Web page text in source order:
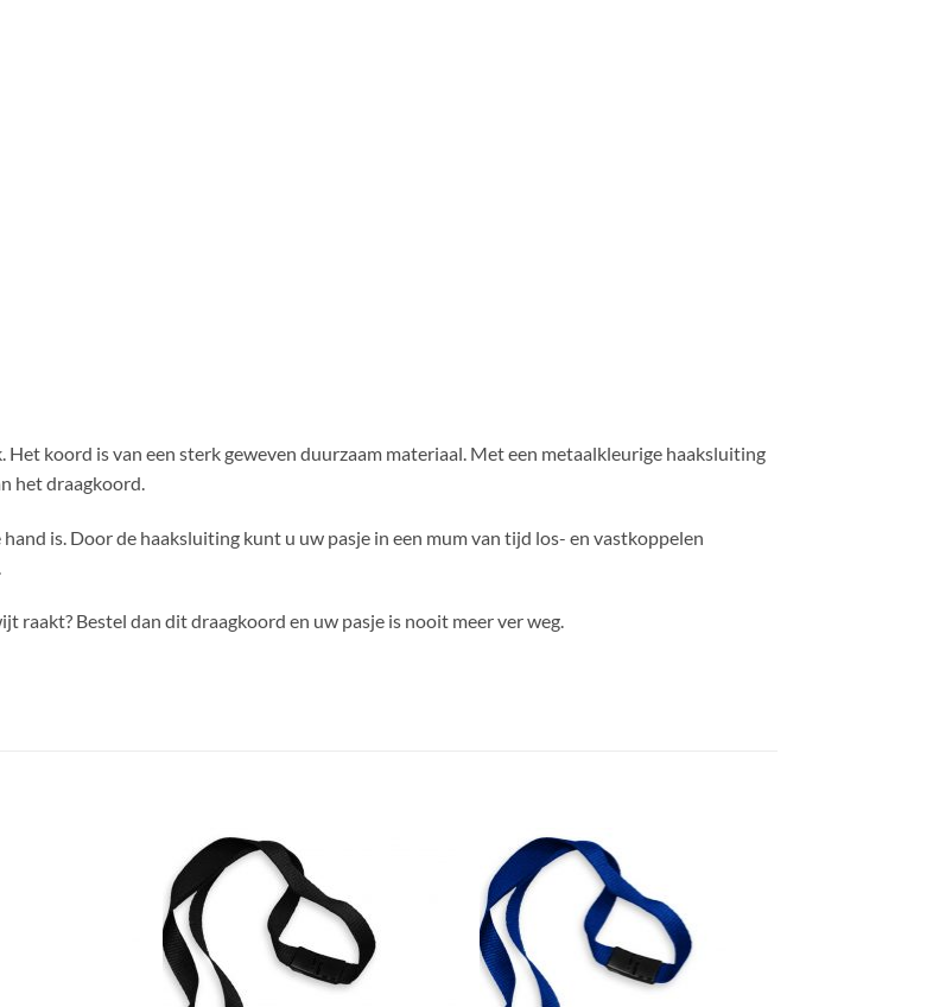
koord is van een sterk geweven duurzaam materiaal. Met een metaalkleurige haaksluiting
het draagkoord.
is. Door de haaksluiting kunt u uw pasje in een mum van tijd los- en vastkoppelen
Bestel dan dit draagkoord en uw pasje is nooit meer ver weg.